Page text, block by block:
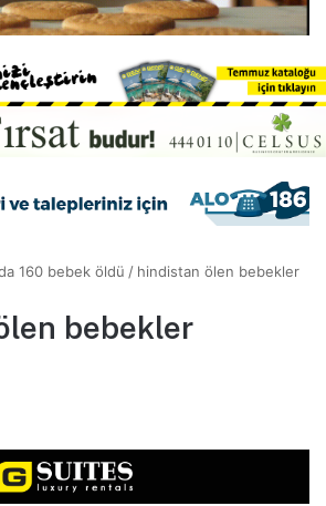
160 bebek öldü / hindistan ölen bebekler
bebekler